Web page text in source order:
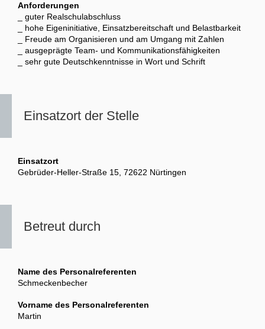
Anforderungen
_ guter Realschulabschluss
_ hohe Eigeninitiative, Einsatzbereitschaft und Belastbarkeit
_ Freude am Organisieren und am Umgang mit Zahlen
_ ausgeprägte Team- und Kommunikationsfähigkeiten
_ sehr gute Deutschkenntnisse in Wort und Schrift
Einsatzort der Stelle
Einsatzort
Gebrüder-Heller-Straße 15, 72622 Nürtingen
Betreut durch
Name des Personalreferenten
Schmeckenbecher
Vorname des Personalreferenten
Martin